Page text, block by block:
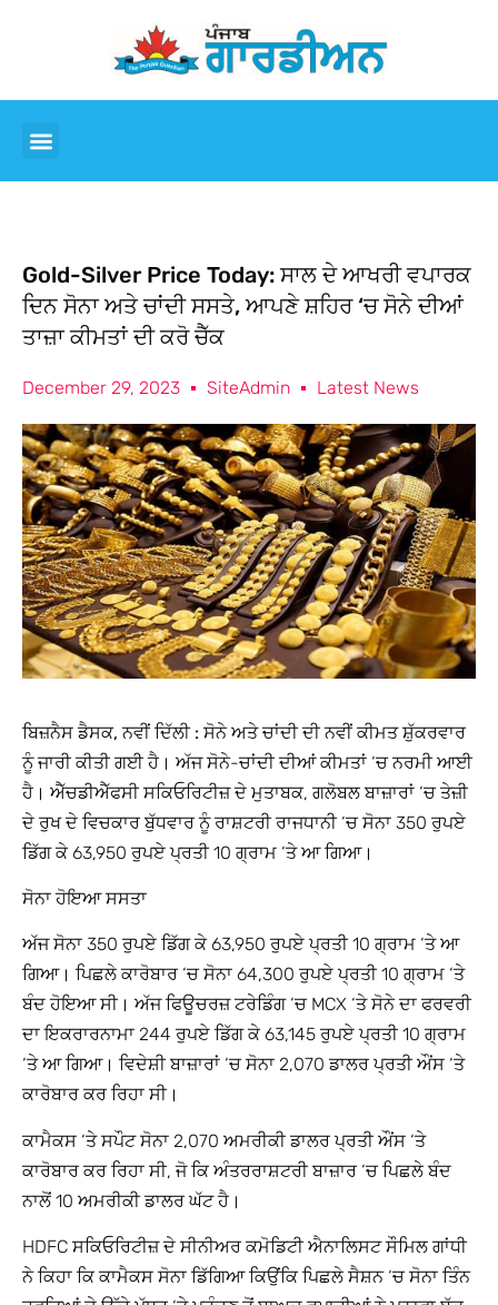
Gold-Silver Price Today: ਸਾਲ ਦੇ ਆਖਰੀ ਵਪਾਰਕ
ਦਿਨ ਸੋਨਾ ਅਤੇ ਚਾਂਦੀ ਸਸਤੇ, ਆਪਣੇ ਸ਼ਹਿਰ ‘ਚ ਸੋਨੇ ਦੀਆਂ
ਤਾਜ਼ਾ ਕੀਮਤਾਂ ਦੀ ਕਰੋ ਚੈੱਕ
December 29, 2023 SiteAdmin Latest News
ਬਿਜ਼ਨੈਸ ਡੈਸਕ, ਨਵੀਂ ਦਿੱਲੀ : ਸੋਨੇ ਅਤੇ ਚਾਂਦੀ ਦੀ ਨਵੀਂ ਕੀਮਤ ਸ਼ੁੱਕਰਵਾਰ
ਨੂੰ ਜਾਰੀ ਕੀਤੀ ਗਈ ਹੈ। ਅੱਜ ਸੋਨੇ-ਚਾਂਦੀ ਦੀਆਂ ਕੀਮਤਾਂ ‘ਚ ਨਰਮੀ ਆਈ
ਹੈ। ਐੱਚਡੀਐੱਫਸੀ ਸਕਿਓਰਿਟੀਜ਼ ਦੇ ਮੁਤਾਬਕ, ਗਲੋਬਲ ਬਾਜ਼ਾਰਾਂ ‘ਚ ਤੇਜ਼ੀ
ਦੇ ਰੁਖ ਦੇ ਵਿਚਕਾਰ ਬੁੱਧਵਾਰ ਨੂੰ ਰਾਸ਼ਟਰੀ ਰਾਜਧਾਨੀ ‘ਚ ਸੋਨਾ 350 ਰੁਪਏ
ਡਿੱਗ ਕੇ 63,950 ਰੁਪਏ ਪ੍ਰਤੀ 10 ਗ੍ਰਾਮ ‘ਤੇ ਆ ਗਿਆ।
ਸੋਨਾ ਹੋਇਆ ਸਸਤਾ
ਅੱਜ ਸੋਨਾ 350 ਰੁਪਏ ਡਿੱਗ ਕੇ 63,950 ਰੁਪਏ ਪ੍ਰਤੀ 10 ਗ੍ਰਾਮ ‘ਤੇ ਆ
ਗਿਆ। ਪਿਛਲੇ ਕਾਰੋਬਾਰ ‘ਚ ਸੋਨਾ 64,300 ਰੁਪਏ ਪ੍ਰਤੀ 10 ਗ੍ਰਾਮ ‘ਤੇ
ਬੰਦ ਹੋਇਆ ਸੀ। ਅੱਜ ਫਿਊਚਰਜ਼ ਟਰੇਡਿੰਗ ‘ਚ MCX ‘ਤੇ ਸੋਨੇ ਦਾ ਫਰਵਰੀ
ਦਾ ਇਕਰਾਰਨਾਮਾ 244 ਰੁਪਏ ਡਿੱਗ ਕੇ 63,145 ਰੁਪਏ ਪ੍ਰਤੀ 10 ਗ੍ਰਾਮ
‘ਤੇ ਆ ਗਿਆ। ਵਿਦੇਸ਼ੀ ਬਾਜ਼ਾਰਾਂ ‘ਚ ਸੋਨਾ 2,070 ਡਾਲਰ ਪ੍ਰਤੀ ਔਂਸ ‘ਤੇ
ਕਾਰੋਬਾਰ ਕਰ ਰਿਹਾ ਸੀ।
ਕਾਮੈਕਸ ‘ਤੇ ਸਪੌਟ ਸੋਨਾ 2,070 ਅਮਰੀਕੀ ਡਾਲਰ ਪ੍ਰਤੀ ਔਂਸ ‘ਤੇ
ਕਾਰੋਬਾਰ ਕਰ ਰਿਹਾ ਸੀ, ਜੋ ਕਿ ਅੰਤਰਰਾਸ਼ਟਰੀ ਬਾਜ਼ਾਰ ‘ਚ ਪਿਛਲੇ ਬੰਦ
ਨਾਲੋਂ 10 ਅਮਰੀਕੀ ਡਾਲਰ ਘੱਟ ਹੈ।
HDFC ਸਕਿਓਰਿਟੀਜ਼ ਦੇ ਸੀਨੀਅਰ ਕਮੋਡਿਟੀ ਐਨਾਲਿਸਟ ਸੌਮਿਲ ਗਾਂਧੀ
ਨੇ ਕਿਹਾ ਕਿ ਕਾਮੈਕਸ ਸੋਨਾ ਡਿੱਗਿਆ ਕਿਉਂਕਿ ਪਿਛਲੇ ਸੈਸ਼ਨ ‘ਚ ਸੋਨਾ ਤਿੰਨ